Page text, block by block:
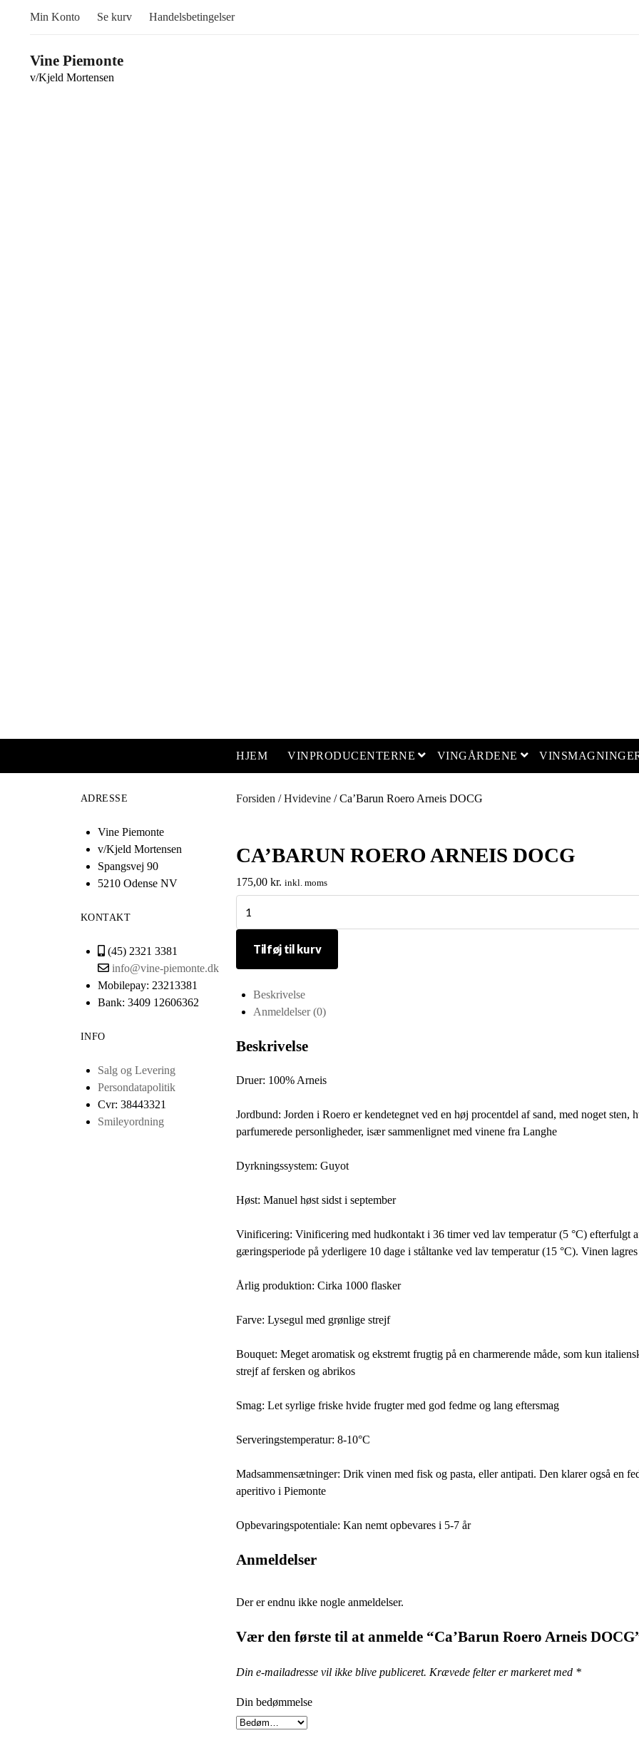
Min Konto Se kurv Handelsbetingelser
Vine Piemonte
v/Kjeld Mortensen
HJEM VINPRODUCENTERNE open menu
VINGÅRDENE open menu
Forsiden /Hvidevine / Ca’Barun Roero Arneis DOCG
CA’BARUN ROERO ARNEIS DOCG
175,00 kr. inkl. moms
Roero
DOCG
antal
Tilføj til kurv
Beskrivelse
Anmeldelser (0)
Beskrivelse
Druer: 100% Arneis
Jordbund: Jorden i Roero er kendetegnet ved en høj procentdel af sand, med noget
parfumerede personligheder, især sammenlignet med vinene fra Langhe
Dyrkningssystem: Guyot
Høst: Manuel høst sidst i september
Vinificering: Vinificering med hudkontakt i 36 timer ved lav temperatur (5 °C) efterfulgt
gæringsperiode på yderligere 10 dage i ståltanke ved lav temperatur (15 °C). Vinen
Årlig produktion: Cirka 1000 flasker
Farve: Lysegul med grønlige strejf
Bouquet: Meget aromatisk og ekstremt frugtig på en charmerende måde, som kun
strejf af fersken og abrikos
Smag: Let syrlige friske hvide frugter med god fedme og lang eftersmag
Serveringstemperatur: 8-10°C
Madsammensætninger: Drik vinen med fisk og pasta, eller antipati. Den klarer også en
aperitivo i Piemonte
Opbevaringspotentiale: Kan nemt opbevares i 5-7 år
Anmeldelser
Der er endnu ikke nogle anmeldelser.
Vær den første til at anmelde “Ca’Barun Roero Arneis
Din e-mailadresse vil ikke blive publiceret. Krævede felter er markeret med *
Din bedømmelse
ADRESSE
Vine Piemonte
v/Kjeld Mortensen
Spangsvej 90
5210 Odense NV
KONTAKT
(45) 2321 3381
info@vine-piemonte.dk
Mobilepay: 23213381
Bank: 3409 12606362
INFO
Salg og Levering
Persondatapolitik
Cvr: 38443321
Smileyordning